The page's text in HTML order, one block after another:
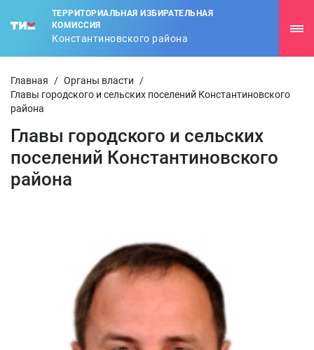
ТЕРРИТОРИАЛЬНАЯ ИЗБИРАТЕЛЬНАЯ
КОМИССИЯ
Константиновского района
Главная / Органы власти
/
Главы городского и сельских поселений Константиновского
района
Главы городского и сельских
поселений Константиновского
района